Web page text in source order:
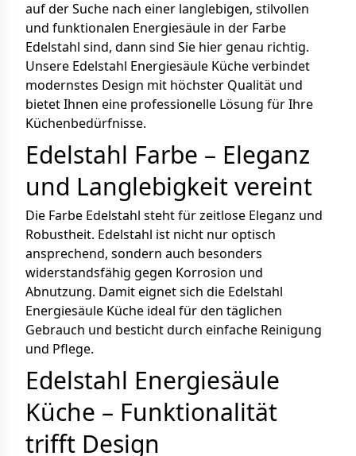
auf der Suche nach einer langlebigen, stilvollen
und funktionalen Energiesäule in der Farbe
Edelstahl sind, dann sind Sie hier genau richtig.
Unsere Edelstahl Energiesäule Küche verbindet
modernstes Design mit höchster Qualität und
bietet Ihnen eine professionelle Lösung für Ihre
Küchenbedürfnisse.
Edelstahl Farbe – Eleganz
und Langlebigkeit vereint
Die Farbe Edelstahl steht für zeitlose Eleganz und
Robustheit. Edelstahl ist nicht nur optisch
ansprechend, sondern auch besonders
widerstandsfähig gegen Korrosion und
Abnutzung. Damit eignet sich die Edelstahl
Energiesäule Küche ideal für den täglichen
Gebrauch und besticht durch einfache Reinigung
und Pflege.
Edelstahl Energiesäule
Küche – Funktionalität
trifft Design